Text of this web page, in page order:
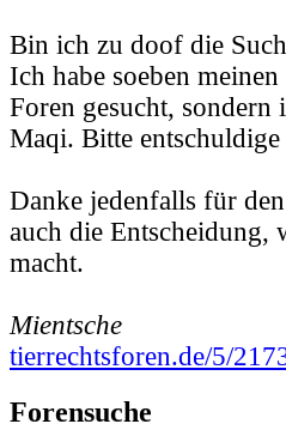
Bin ich zu doof die
Ich habe soeben
Foren gesucht, sondern
Maqi. Bitte
Danke jedenfalls für
auch die Entscheidung,
macht.
Mientsche
tierrechtsforen.de/5/
Forensuche